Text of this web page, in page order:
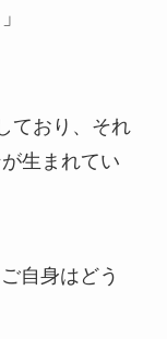
ており、それ
生まれてい
自身はどう